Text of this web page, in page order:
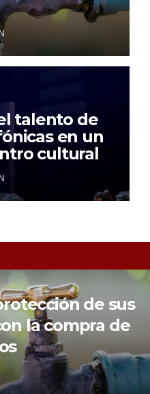
talento de
en un
cultural
de sus
la compra de